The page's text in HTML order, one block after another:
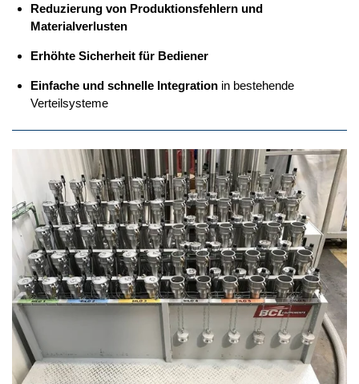
Reduzierung von Produktionsfehlern und
Materialverlusten
Erhöhte Sicherheit für Bediener
Einfache und schnelle Integrationin bestehende
Verteilsysteme